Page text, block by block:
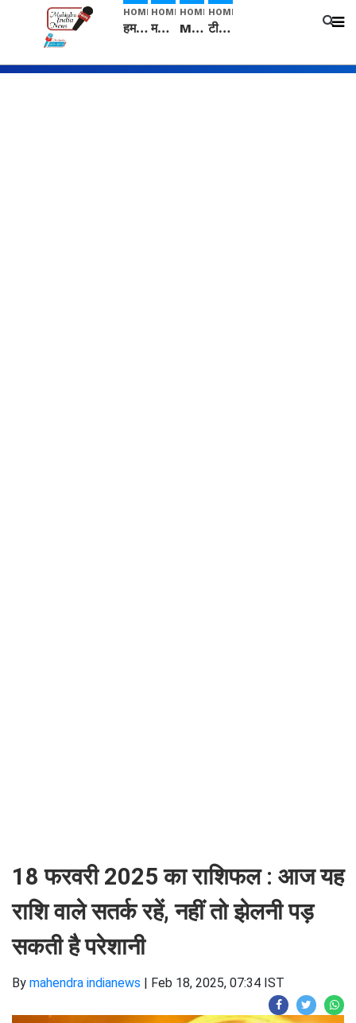
HOME
हम सनातनी..." सांसद kangana Ranaut से क्या बोली लड़की? Viral Jantar-Mantar | CJP protest
HOME
मनीषा हत्याकांड: हत्या, आत्महत्या या कोई बड़ा राज? | Full Story | Josh Haryana
HOME
Mangalsutra: हिंदू धर्म में शादी के बाद मंगलसूत्र क्यों पहनती है महिलाएं, किसने शुरु की ये परंपरा
HOME
टीम बीकेई ने एग्रीकल्चर ग्रेड की यूरिया खाद गट्टों में बदलकर टेक्निकल ग्रेड में बेचने वालों पर करवाई कार्रवाई: लखविंदर सिंह औलख
18 फरवरी 2025 का राशिफल : आज यह
राशि वाले सतर्क रहें, नहीं तो झेलनी पड़
सकती है परेशानी
By mahendra indianews | Feb 18, 2025, 07:34 IST